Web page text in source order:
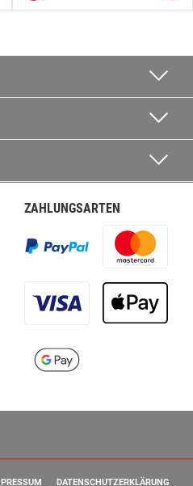
ZAHLUNGSARTEN
DATENSCHUTZERKLÄRUNG